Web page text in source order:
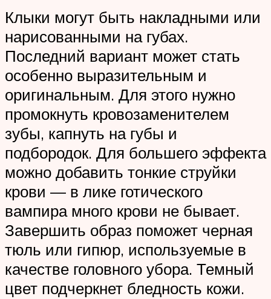
Клыки могут быть накладными или
нарисованными на губах.
Последний вариант может стать
особенно выразительным и
оригинальным. Для этого нужно
промокнуть кровозаменителем
зубы, капнуть на губы и
подбородок. Для большего эффекта
можно добавить тонкие струйки
крови — в лике готического
вампира много крови не бывает.
Завершить образ поможет черная
тюль или гипюр, используемые в
качестве головного убора. Темный
цвет подчеркнет бледность кожи.